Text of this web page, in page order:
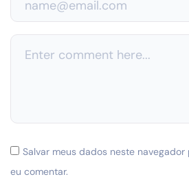
Salvar meus dados neste
eu comentar.